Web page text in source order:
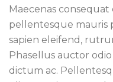
Maecenas consequat
pellentesque mauris
sapien eleifend,
Phasellus auctor
dictum ac.